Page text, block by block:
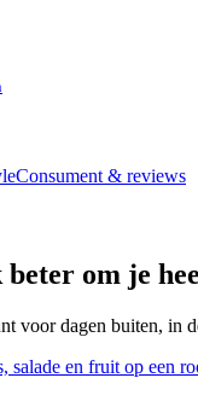
Consument & reviews
om je
voor dagen buiten, in